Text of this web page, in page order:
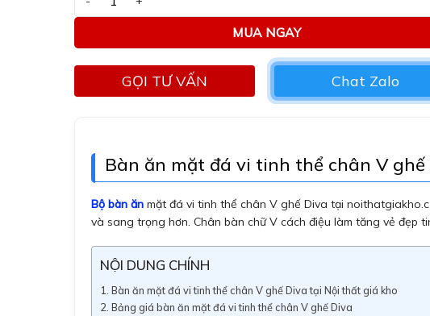
Bàn ăn mặt đá vi tinh thể chân V ghế Diva số lượng
MUA NGAY
GỌI TƯ VẤN Chat Zalo
Bàn ăn mặt đá vi tinh thể chân V
Bộ bàn ăn mặt đá vi tinh thể chân V ghế Diva tại
và sang trọng hơn. Chân bàn chữ V cách điệu làm tăng vẻ đẹp
NỘI DUNG CHÍNH
Bàn ăn mặt đá vi tinh thể chân V ghế Diva tại Nội thất giá kho
Bảng giá bàn ăn mặt đá vi tinh thể chân V ghế Diva